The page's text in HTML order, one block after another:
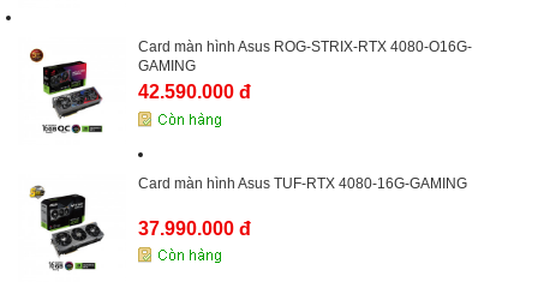
Card màn hình Asus ROG-STRIX-RTX 4080-O16G-
GAMING
42.590.000 đ
Card màn hình Asus TUF-RTX 4080-16G-GAMING
37.990.000 đ